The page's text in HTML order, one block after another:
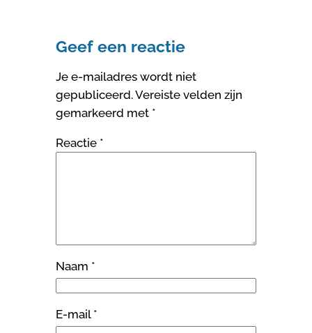
Geef een reactie
Je e-mailadres wordt niet
gepubliceerd.Vereiste velden zijn
gemarkeerd met *
Reactie *
Naam *
E-mail *